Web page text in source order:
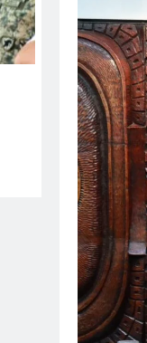
Entrega
la
18 de